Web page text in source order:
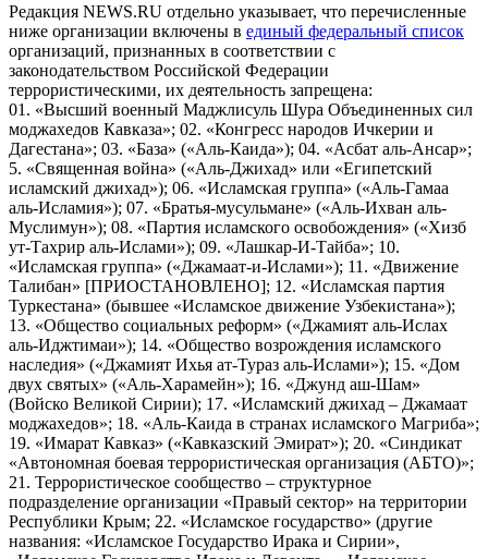
Редакция NEWS.RU отдельно указывает, что перечисленные
ниже организации включены в единый федеральный список
организаций, признанных в соответствии с
законодательством Российской Федерации
террористическими, их деятельность запрещена:
01. «Высший военный Маджлисуль Шура Объединенных сил
моджахедов Кавказа»; 02. «Конгресс народов Ичкерии и
Дагестана»; 03. «База» («Аль-Каида»); 04. «Асбат аль-Ансар»;
5. «Священная война» («Аль-Джихад» или «Египетский
исламский джихад»); 06. «Исламская группа» («Аль-Гамаа
аль-Исламия»); 07. «Братья-мусульмане» («Аль-Ихван аль-
Муслимун»); 08. «Партия исламского освобождения» («Хизб
ут-Тахрир аль-Ислами»); 09. «Лашкар-И-Тайба»; 10.
«Исламская группа» («Джамаат-и-Ислами»); 11. «Движение
Талибан» [ПРИОСТАНОВЛЕНО]; 12. «Исламская партия
Туркестана» (бывшее «Исламское движение Узбекистана»);
13. «Общество социальных реформ» («Джамият аль-Ислах
аль-Иджтимаи»); 14. «Общество возрождения исламского
наследия» («Джамият Ихья ат-Тураз аль-Ислами»); 15. «Дом
двух святых» («Аль-Харамейн»); 16. «Джунд аш-Шам»
(Войско Великой Сирии); 17. «Исламский джихад – Джамаат
моджахедов»; 18. «Аль-Каида в странах исламского Магриба»;
19. «Имарат Кавказ» («Кавказский Эмират»); 20. «Синдикат
«Автономная боевая террористическая организация (АБТО)»;
21. Террористическое сообщество – структурное
подразделение организации «Правый сектор» на территории
Республики Крым; 22. «Исламское государство» (другие
названия: «Исламское Государство Ирака и Сирии»,